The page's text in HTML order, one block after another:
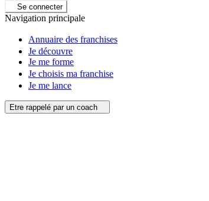
Se connecter
Navigation principale
Annuaire des franchises
Je découvre
Je me forme
Je choisis ma franchise
Je me lance
Etre rappelé par un coach